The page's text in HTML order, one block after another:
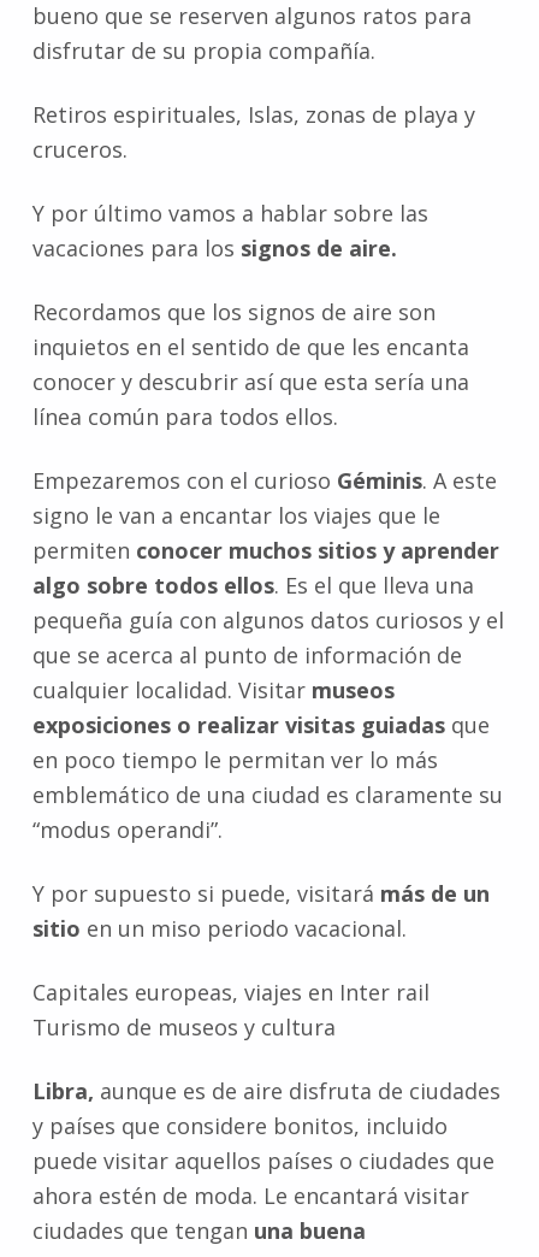
bueno que se reserven algunos ratos para
disfrutar de su propia compañía.
Retiros espirituales, Islas, zonas de playa y
cruceros.
Y por último vamos a hablar sobre las
vacaciones para los signos de aire.
Recordamos que los signos de aire son
inquietos en el sentido de que les encanta
conocer y descubrir así que esta sería una
línea común para todos ellos.
Empezaremos con el curioso Géminis. A este
signo le van a encantar los viajes que le
permiten conocer muchos sitios y aprender
algo sobre todos ellos. Es el que lleva una
pequeña guía con algunos datos curiosos y el
que se acerca al punto de información de
cualquier localidad. Visitar museos
exposiciones o realizar visitas guiadasque
en poco tiempo le permitan ver lo más
emblemático de una ciudad es claramente su
“modus operandi”.
Y por supuesto si puede, visitará más de un
sitio en un miso periodo vacacional.
Capitales europeas, viajes en Inter rail
Turismo de museos y cultura
Libra, aunque es de aire disfruta de ciudades
y países que considere bonitos, incluido
puede visitar aquellos países o ciudades que
ahora estén de moda. Le encantará visitar
ciudades que tengan una buena